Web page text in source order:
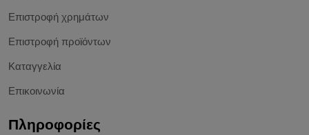
Επιστροφή χρημάτων
Επιστροφή προϊόντων
Καταγγελία
Επικοινωνία
Πληροφορίες